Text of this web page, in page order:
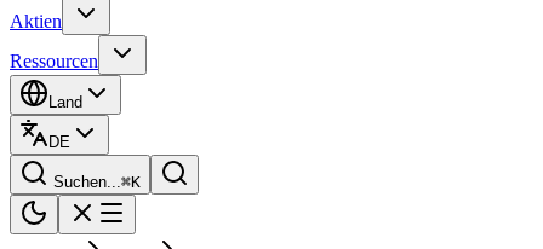
Aktien
Ressourcen
Land
DE
Suchen...⌘K